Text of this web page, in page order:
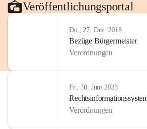
Veröffentlichungsportal
Do., 27. Dez. 2018
Bezüge Bürgermeister
Verordnungen
Fr., 30. Juni 2023
Verordnungen